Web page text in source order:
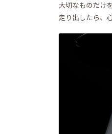
大切なものだけ
走り出したら、